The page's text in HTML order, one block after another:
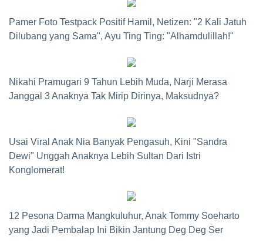
Pamer Foto Testpack Positif Hamil, Netizen: "2 Kali Jatuh
Dilubang yang Sama", Ayu Ting Ting: "Alhamdulillah!"
Nikahi Pramugari 9 Tahun Lebih Muda, Narji Merasa
Janggal 3 Anaknya Tak Mirip Dirinya, Maksudnya?
Usai Viral Anak Nia Banyak Pengasuh, Kini "Sandra
Dewi" Unggah Anaknya Lebih Sultan Dari Istri
Konglomerat!
12 Pesona Darma Mangkuluhur, Anak Tommy Soeharto
yang Jadi Pembalap Ini Bikin Jantung Deg Deg Ser